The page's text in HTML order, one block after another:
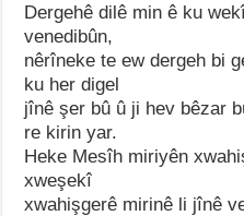
Dergehê dilê min ê ku
venedibûn,
nêrîneke te ew dergeh bi
ku her digel
jînê şer bû û ji hev bêzar
re kirin yar.
Heke Mesîh miriyên
xweşekî
xwahişgerê mirinê li jînê